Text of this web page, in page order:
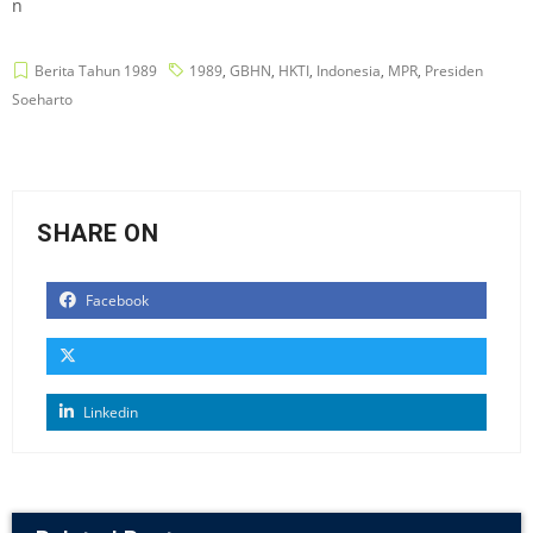
n
Berita Tahun 1989 1989, GBHN, HKTI, Indonesia, MPR, Presiden
Soeharto
SHARE ON
Facebook
Linkedin